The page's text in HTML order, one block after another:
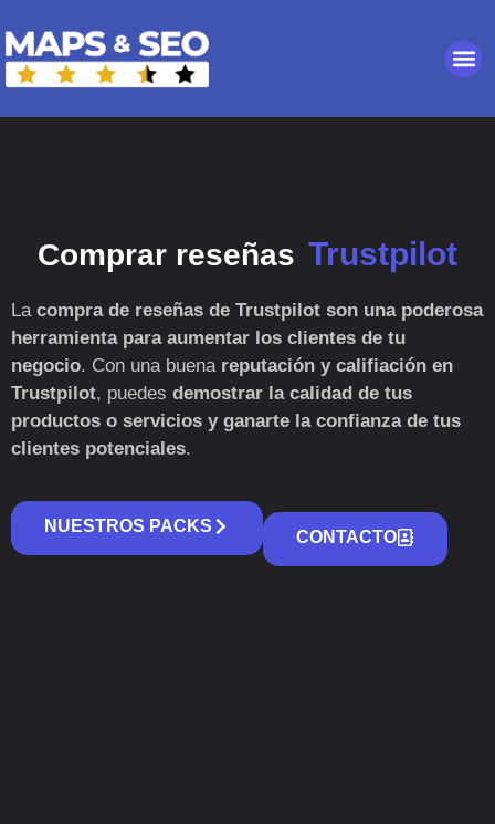
Comprar reseñas Trustpilot
La compra de reseñas de Trustpilot son una poderosa
herramienta para aumentar los clientes de tu
negocio. Con una buena reputación y califiación en
Trustpilot, puedes demostrar la calidad de tus
productos o servicios y ganarte la confianza de tus
clientes potenciales.
NUESTROS PACKS
CONTACTO